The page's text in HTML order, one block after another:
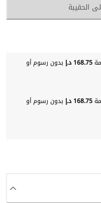
الحقيبة
168.75 د.إ بدون رسوم أو
168.75 د.إ بدون رسوم أو